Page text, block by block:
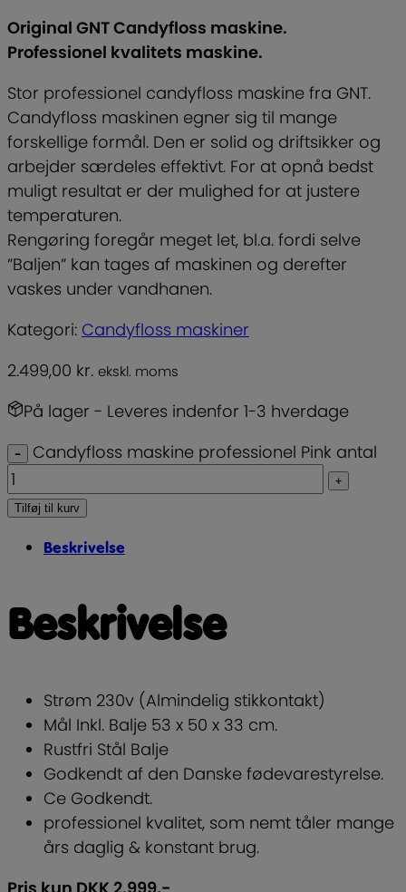
Original GNT Candyfloss maskine.
Professionel kvalitets maskine.
Stor professionel candyfloss maskine fra GNT.
Candyfloss maskinen egner sig til mange
forskellige formål. Den er solid og driftsikker og
arbejder særdeles effektivt. For at opnå bedst
muligt resultat er der mulighed for at justere
temperaturen.
Rengøring foregår meget let, bl.a. fordi selve
”Baljen” kan tages af maskinen og derefter
vaskes under vandhanen.
Kategori: Candyfloss maskiner
2.499,00 kr. ekskl. moms
På lager - Leveres indenfor 1-3 hverdage
– Candyfloss maskine professionel Pink antal
+
Tilføj til kurv
Beskrivelse
Beskrivelse
Strøm 230v (Almindelig stikkontakt)
Mål Inkl. Balje 53 x 50 x 33 cm.
Rustfri Stål Balje
Godkendt af den Danske fødevarestyrelse.
Ce Godkendt.
professionel kvalitet, som nemt tåler mange
års daglig & konstant brug.